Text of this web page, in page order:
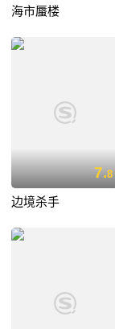
海市蜃楼
7.8
边境杀手